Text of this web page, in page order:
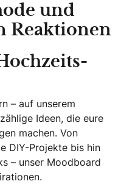
und
Reaktionen
– auf unserem
Ideen, die eure
machen. Von
DIY-Projekte bis hin
– unser Moodboard